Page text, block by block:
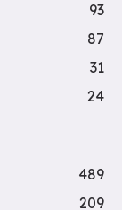
93
87
31
24
489
209